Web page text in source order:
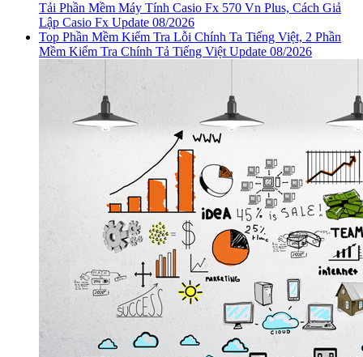
Tải Phần Mềm Máy Tính Casio Fx 570 Vn Plus, Cách Giả
Lập Casio Fx Update 08/2026
Top Phần Mềm Kiểm Tra Lỗi Chính Ta Tiếng Việt, 2 Phần
Mềm Kiểm Tra Chính Tả Tiếng Việt Update 08/2026